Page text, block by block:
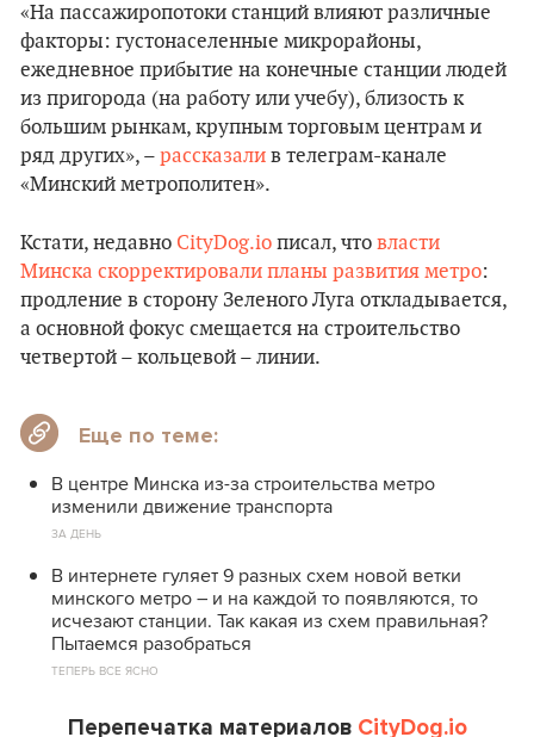
«На пассажиропотоки станций влияют различные
факторы: густонаселенные микрорайоны,
ежедневное прибытие на конечные станции людей
из пригорода (на работу или учебу), близость к
большим рынкам, крупным торговым центрам и
ряд других», – рассказали в телеграм-канале
«Минский метрополитен».
Кстати, недавно CityDog.io писал, что власти
Минска скорректировали планы развития метро:
продление в сторону Зеленого Луга откладывается,
а основной фокус смещается на строительство
четвертой – кольцевой – линии.
Еще по теме:
В центре Минска из-за строительства метро
изменили движение транспорта
ЗА ДЕНЬ
В интернете гуляет 9 разных схем новой ветки
минского метро – и на каждой то появляются, то
исчезают станции. Так какая из схем правильная?
Пытаемся разобраться
ТЕПЕРЬ ВСЕ ЯСНО
Перепечатка материалов CityDog.io